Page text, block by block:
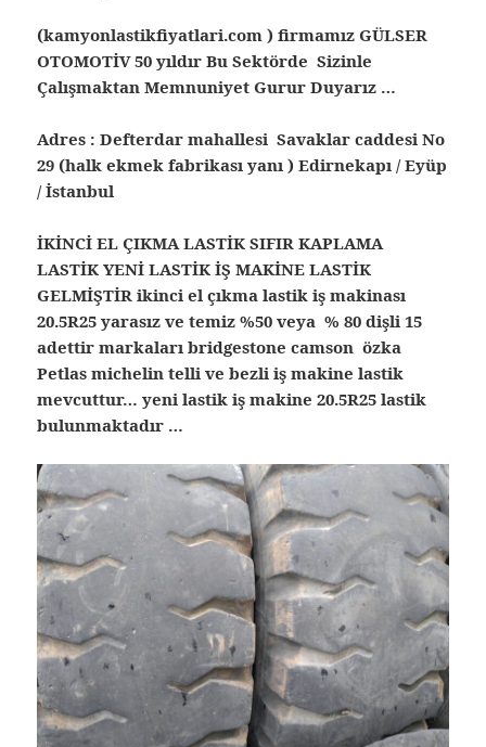
(kamyonlastikfiyatlari.com ) firmamız GÜLSER
OTOMOTİV 50 yıldır Bu Sektörde Sizinle
Çalışmaktan Memnuniyet Gurur Duyarız …
Adres : Defterdar mahallesi Savaklar caddesi No
29 (halk ekmek fabrikası yanı ) Edirnekapı / Eyüp
/ İstanbul
İKİNCİ EL ÇIKMA LASTİK SIFIR KAPLAMA
LASTİK YENİ LASTİK İŞ MAKİNE LASTİK
GELMİŞTİR ikinci el çıkma lastik iş makinası
20.5R25 yarasız ve temiz %50 veya % 80 dişli 15
adettir markaları bridgestone camson özka
Petlas michelin telli ve bezli iş makine lastik
mevcuttur… yeni lastik iş makine 20.5R25 lastik
bulunmaktadır …